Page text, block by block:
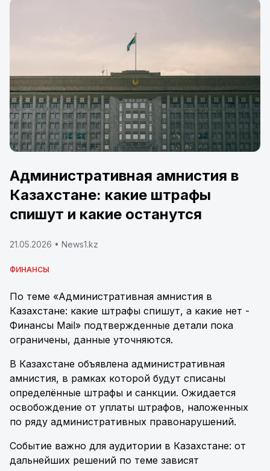
Административная амнистия в
Казахстане: какие штрафы
спишут и какие останутся
21.05.2026 • News1.kz
ФИНАНСЫ
По теме «Административная амнистия в
Казахстане: какие штрафы спишут, а какие нет -
Финансы Mail» подтвержденные детали пока
ограничены, данные уточняются.
В Казахстане объявлена административная
амнистия, в рамках которой будут списаны
определённые штрафы и санкции. Ожидается
освобождение от уплаты штрафов, наложенных
по ряду административных правонарушений.
Событие важно для аудитории в Казахстане: от
дальнейших решений по теме зависят